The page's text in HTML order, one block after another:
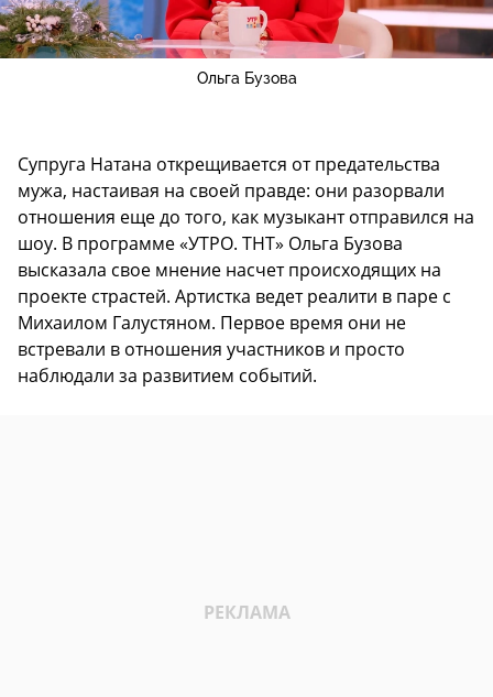
Ольга Бузова
Супруга Натана открещивается от предательства
мужа, настаивая на своей правде: они разорвали
отношения еще до того, как музыкант отправился на
шоу. В программе «УТРО. ТНТ» Ольга Бузова
высказала свое мнение насчет происходящих на
проекте страстей. Артистка ведет реалити в паре с
Михаилом Галустяном. Первое время они не
встревали в отношения участников и просто
наблюдали за развитием событий.